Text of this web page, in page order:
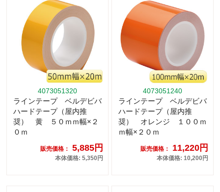
4073051320
ラインテープ ベルデビバ
ハードテープ（屋内推
奨） 黄 ５０ｍｍ幅×２
０ｍ
販売価格： 5,885円
本体価格: 5,350円
4073051240
ラインテープ ベルデビバ
ハードテープ（屋内推
奨） オレンジ １００ｍ
ｍ幅×２０ｍ
販売価格： 11,220円
本体価格: 10,200円